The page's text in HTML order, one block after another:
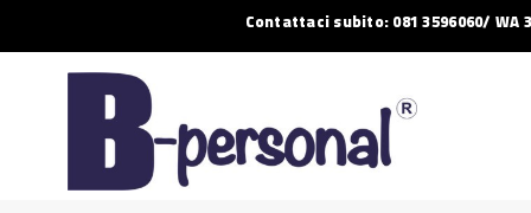
Contattaci subito: 081 3596060/ WA